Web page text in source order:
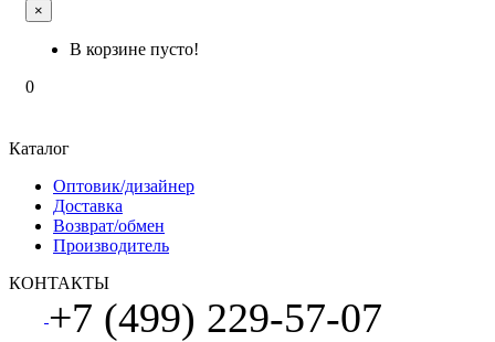
×
В корзине пусто!
0
Каталог
Оптовик/дизайнер
Доставка
Возврат/обмен
Производитель
КОНТАКТЫ
+7 (499) 229-57-07